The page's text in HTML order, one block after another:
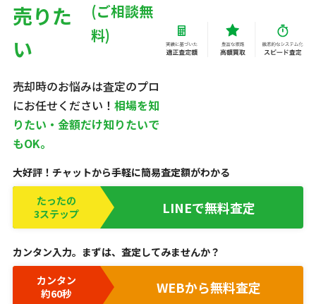
売りた
い
売却時のお悩みは査定のプロ
にお任せください！ 相場を知
りたい・金額だけ知りたいで
もOK。
大好評！チャットから手軽に簡易査定額がわかる
たったの
3ステップ
LINEで無料査定
カンタン入力。まずは、査定してみませんか？
カンタン
約60秒
WEBから無料査定